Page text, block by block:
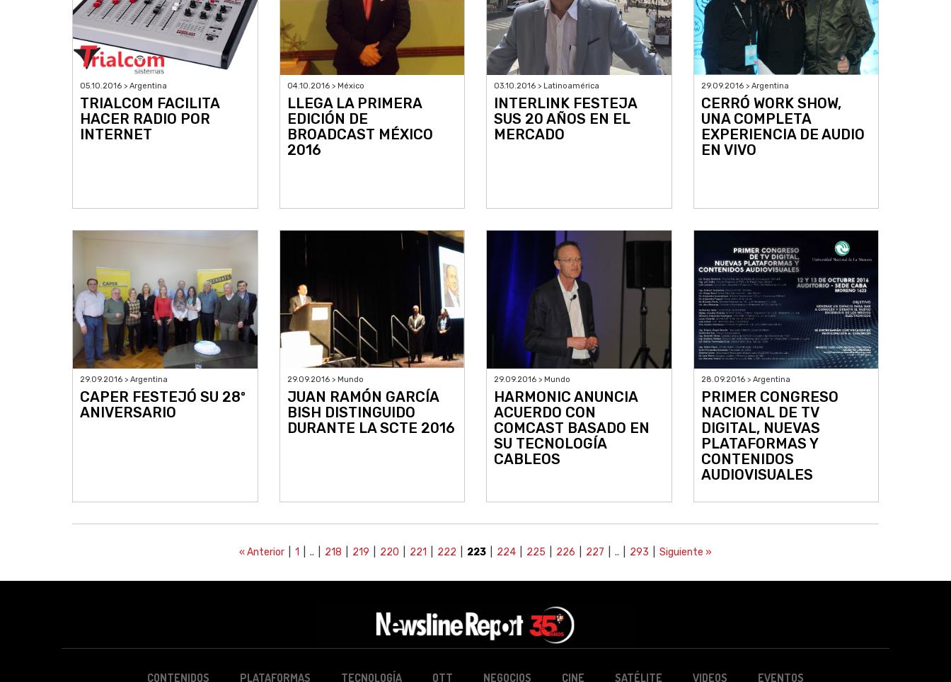
05.10.2016 > Argentina
TRIALCOM FACILITA
HACER RADIO POR
INTERNET
04.10.2016 > México
LLEGA LA PRIMERA
EDICIÓN DE
BROADCAST MÉXICO
2016
03.10.2016 > Latinoamérica
INTERLINK FESTEJA
SUS 20 AÑOS EN EL
MERCADO
29.09.2016 > Argentina
CERRÓ WORK SHOW,
UNA COMPLETA
EXPERIENCIA DE AUDIO
EN VIVO
29.09.2016 > Argentina
CAPER FESTEJÓ SU 28º
ANIVERSARIO
29.09.2016 > Mundo
JUAN RAMÓN GARCÍA
BISH DISTINGUIDO
DURANTE LA SCTE 2016
29.09.2016 > Mundo
HARMONIC ANUNCIA
ACUERDO CON
COMCAST BASADO EN
SU TECNOLOGÍA
CABLEOS
28.09.2016 > Argentina
PRIMER CONGRESO
NACIONAL DE TV
DIGITAL, NUEVAS
PLATAFORMAS Y
CONTENIDOS
AUDIOVISUALES
« Anterior 1 | .. | 218 219 220 221 222 223 224 225 226 227 | .. | 293 Siguiente »
CONTENIDOS PLATAFORMAS TECNOLOGÍA OTT NEGOCIOS CINE SATÉLITE VIDEOS EVENTOS